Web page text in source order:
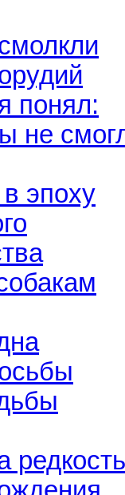
понял:
не
эпоху
редкость